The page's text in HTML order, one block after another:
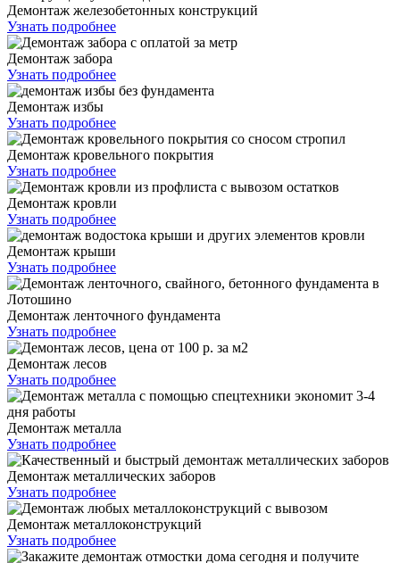
Демонтаж железобетонных конструкций
Узнать подробнее
Демонтаж забора
Узнать подробнее
Демонтаж избы
Узнать подробнее
Демонтаж кровельного покрытия
Узнать подробнее
Демонтаж кровли
Узнать подробнее
Демонтаж крыши
Узнать подробнее
Демонтаж ленточного фундамента
Узнать подробнее
Демонтаж лесов
Узнать подробнее
Демонтаж металла
Узнать подробнее
Демонтаж металлических заборов
Узнать подробнее
Демонтаж металлоконструкций
Узнать подробнее